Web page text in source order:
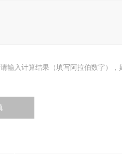
请输入计算结果（填写阿拉伯数字），